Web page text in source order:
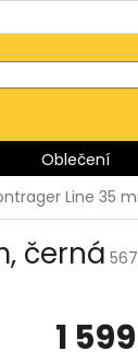
Oblečení
Line 35
černá
1